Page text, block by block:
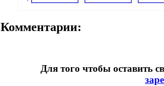
Комментарии:
Для того чтобы оставить